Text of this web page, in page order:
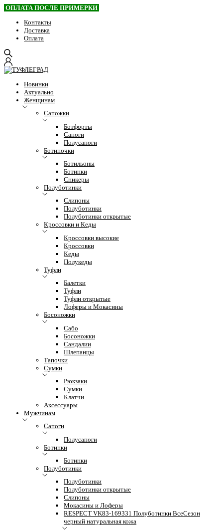
ОПЛАТА ПОСЛЕ ПРИМЕРКИ
Контакты
Доставка
Оплата
Новинки
Актуально
Женщинам
Сапожки
Ботфорты
Сапоги
Полусапоги
Ботиночки
Ботильоны
Ботинки
Сникеры
Полуботинки
Слипоны
Полуботинки
Полуботинки открытые
Кроссовки и Кеды
Кроссовки высокие
Кроссовки
Кеды
Полукеды
Туфли
Балетки
Туфли
Туфли открытые
Лоферы и Мокасины
Босоножки
Сабо
Босоножки
Сандалии
Шлепанцы
Тапочки
Сумки
Рюкзаки
Сумки
Клатчи
Аксессуары
Мужчинам
Сапоги
Полусапоги
Ботинки
Ботинки
Полуботинки
Полуботинки
Полуботинки открытые
Слипоны
Мокасины и Лоферы
RESPECT VK83-169331 Полуботинки ВсеСезон
черный натуральная кожа